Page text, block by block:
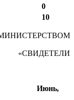
0
10
«СВИДЕТЕЛИ
Июнь,